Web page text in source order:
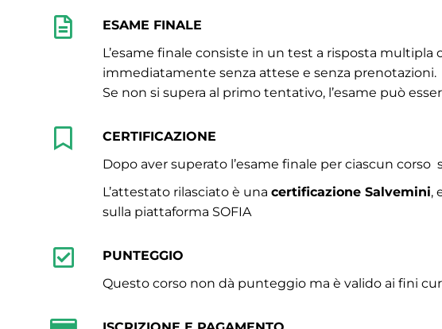
ESAME FINALE
L’esame finale consiste in un test a risposta
immediatamente senza attese e senza prenotazioni.
Se non si supera al primo tentativo, l’esame può
CERTIFICAZIONE
Dopo aver superato l’esame finale per ciascun corso
L’attestato rilasciato è una certificazione Salvemini,
sulla piattaforma SOFIA
PUNTEGGIO
Questo corso non dà punteggio ma è valido ai fini